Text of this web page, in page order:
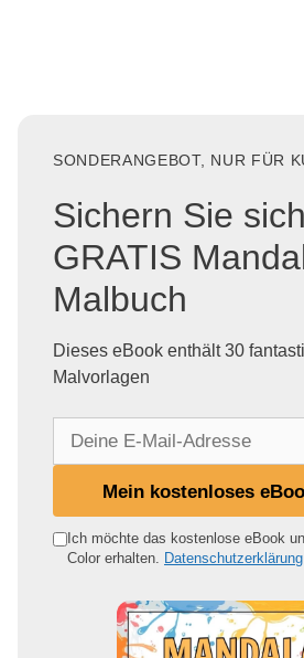
SONDERANGEBOT, NUR FÜR
Sichern Sie
GRATIS
Malbuch
Dieses eBook enthält 30
Malvorlagen
e
Mein kostenloses
Ich möchte das kostenlose eBook
Color erhalten. Datenschutzerklärung